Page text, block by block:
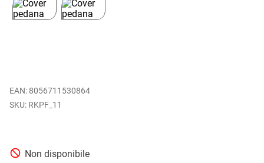
EAN: 8056711530864
RKPF_11
Non disponibile